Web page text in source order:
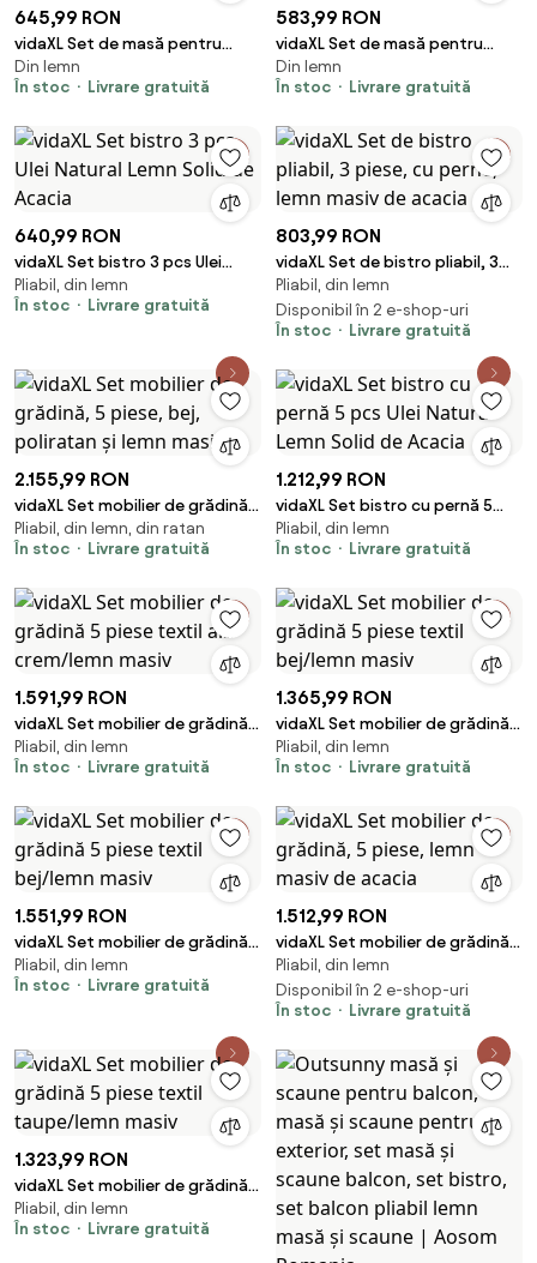
645,99 RON
vidaXL Set de masă pentru
grădină cu pernă 3 pcs Ulei
Natural
Din lemn
În stoc
Livrare gratuită
583,99 RON
vidaXL Set de masă pentru
grădină cu pernă 3 pcs Ulei
Natural
Din lemn
În stoc
Livrare gratuită
640,99 RON
vidaXL Set bistro 3 pcs Ulei
Natural Lemn Solid de Acacia
Pliabil, din lemn
În stoc
Livrare gratuită
803,99 RON
vidaXL Set de bistro pliabil, 3
piese, cu perne, lemn masiv de
acacia
Pliabil, din lemn
Disponibil în 2 e-shop-uri
În stoc
Livrare gratuită
2.155,99 RON
vidaXL Set mobilier de grădină,
5 piese, bej, poliratan și lemn
masiv
Pliabil, din lemn, din ratan
În stoc
Livrare gratuită
1.212,99 RON
vidaXL Set bistro cu pernă 5
pcs Ulei Natural Lemn Solid de
Acacia
Pliabil, din lemn
În stoc
Livrare gratuită
1.591,99 RON
vidaXL Set mobilier de grădină 5
piese textil alb crem/lemn
masiv
Pliabil, din lemn
În stoc
Livrare gratuită
1.365,99 RON
vidaXL Set mobilier de grădină 5
piese textil bej/lemn masiv
Pliabil, din lemn
În stoc
Livrare gratuită
1.551,99 RON
vidaXL Set mobilier de grădină 5
piese textil bej/lemn masiv
Pliabil, din lemn
În stoc
Livrare gratuită
1.512,99 RON
vidaXL Set mobilier de grădină,
5 piese, lemn masiv de acacia
Pliabil, din lemn
Disponibil în 2 e-shop-uri
În stoc
Livrare gratuită
1.323,99 RON
vidaXL Set mobilier de grădină 5
piese textil taupe/lemn masiv
Pliabil, din lemn
În stoc
Livrare gratuită